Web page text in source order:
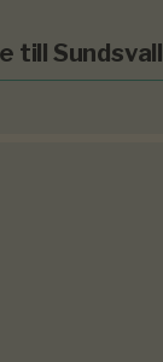
till Sundsvall